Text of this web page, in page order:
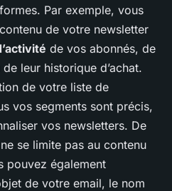
Par exemple, vous
de votre newsletter
de vos abonnés, de
leur historique d’achat.
de votre liste de
vos segments sont précis,
vos newsletters. De
se limite pas au contenu
pouvez également
de votre email, le nom